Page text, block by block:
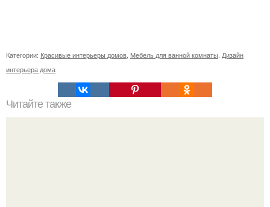
Категории: Красивые интерьеры домов Мебель для ванной комнаты Дизайн
интерьера дома
Читайте также